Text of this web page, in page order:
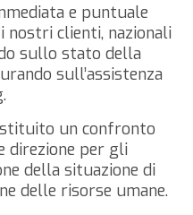
e puntuale
clienti, nazionali
sullo stato della
sull’assistenza
un confronto
direzione per gli
della situazione di
delle risorse umane.